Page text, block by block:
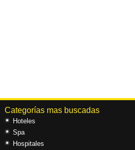
Categorías mas buscadas
Hoteles
Spa
Hospitales